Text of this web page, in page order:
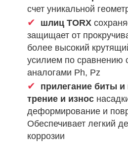
счет уникальной
шлиц TORX
защищает от
более высокий
усилием по сравнению
аналогами Ph, Pz
прилегание биты
трение и износ
деформирование и
Обеспечивает легкий
коррозии